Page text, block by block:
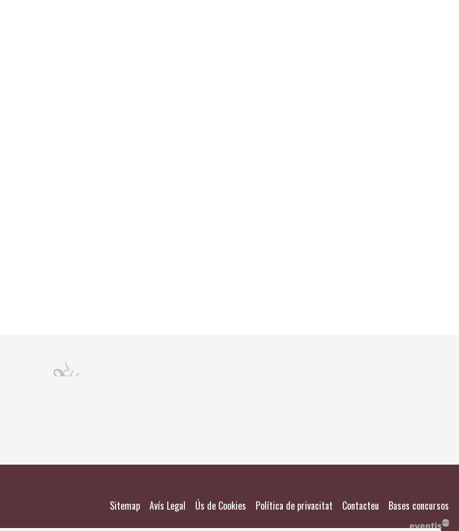
Sitemap Avís Legal Ús de Cookies Política de privacitat Contacteu Bases concursos